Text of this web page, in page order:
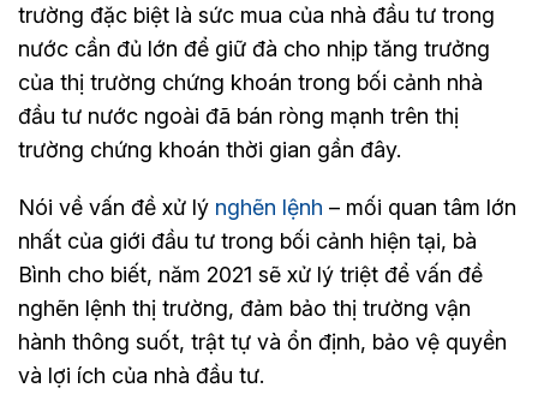
trường đặc biệt là sức mua của nhà đầu tư trong
nước cần đủ lớn để giữ đà cho nhịp tăng trưởng
của thị trường chứng khoán trong bối cảnh nhà
đầu tư nước ngoài đã bán ròng mạnh trên thị
trường chứng khoán thời gian gần đây.
Nói về vấn đề xử lý nghẽn lệnh – mối quan tâm lớn
nhất của giới đầu tư trong bối cảnh hiện tại, bà
Bình cho biết, năm 2021 sẽ xử lý triệt để vấn đề
nghẽn lệnh thị trường, đảm bảo thị trường vận
hành thông suốt, trật tự và ổn định, bảo vệ quyền
và lợi ích của nhà đầu tư.